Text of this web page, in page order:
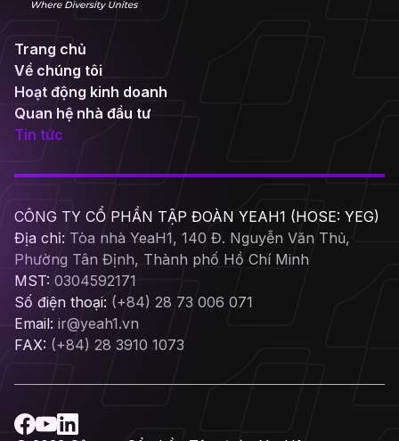
Trang chủ
Về chúng tôi
Hoạt động kinh doanh
Quan hệ nhà đầu tư
Tin tức
CÔNG TY CỔ PHẦN TẬP ĐOÀN YEAH1 (HOSE: YEG)
Địa chỉ: Tòa nhà YeaH1, 140 Đ. Nguyễn Văn Thủ,
Phường Tân Định, Thành phố Hồ Chí Minh
MST: 0304592171
Số điện thoại: (+84) 28 73 006 071
Email: ir@yeah1.vn
FAX: (+84) 28 3910 1073